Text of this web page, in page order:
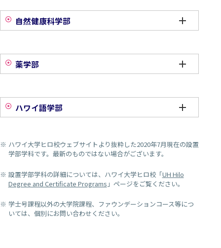
自然健康科学部
薬学部
ハワイ語学部
ハワイ大学ヒロ校ウェブサイトより抜粋した2020年7月現在の設置
学部学科です。最新のものではない場合がございます。
設置学部学科の詳細については、ハワイ大学ヒロ校「UH Hilo
Degree and Certificate Programs 」ページをご覧ください。
学士号課程以外の大学院課程、ファウンデーションコース等につ
いては、個別にお問い合わせください。